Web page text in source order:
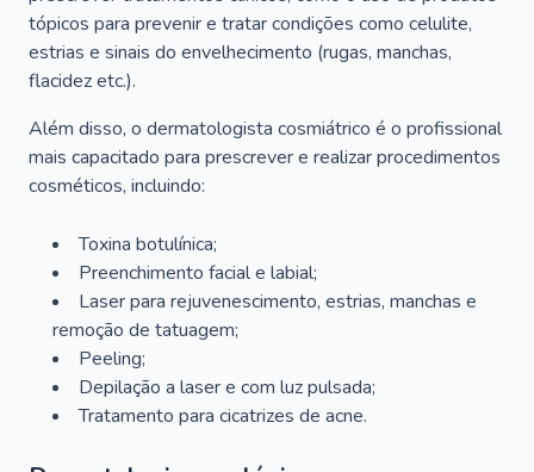
tópicos para prevenir e tratar condições como celulite,
estrias e sinais do envelhecimento (rugas, manchas,
flacidez etc.).
Além disso, o dermatologista cosmiátrico é o profissional
mais capacitado para prescrever e realizar procedimentos
cosméticos, incluindo:
Toxina botulínica;
Preenchimento facial e labial;
Laser para rejuvenescimento, estrias, manchas e
remoção de tatuagem;
Peeling;
Depilação a laser e com luz pulsada;
Tratamento para cicatrizes de acne.